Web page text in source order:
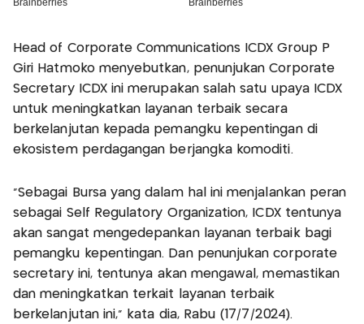
Head of Corporate Communications ICDX Group P
Giri Hatmoko menyebutkan, penunjukan Corporate
Secretary ICDX ini merupakan salah satu upaya ICDX
untuk meningkatkan layanan terbaik secara
berkelanjutan kepada pemangku kepentingan di
ekosistem perdagangan berjangka komoditi.
"Sebagai Bursa yang dalam hal ini menjalankan peran
sebagai Self Regulatory Organization, ICDX tentunya
akan sangat mengedepankan layanan terbaik bagi
pemangku kepentingan. Dan penunjukan corporate
secretary ini, tentunya akan mengawal, memastikan
dan meningkatkan terkait layanan terbaik
berkelanjutan ini,” kata dia, Rabu (17/7/2024).